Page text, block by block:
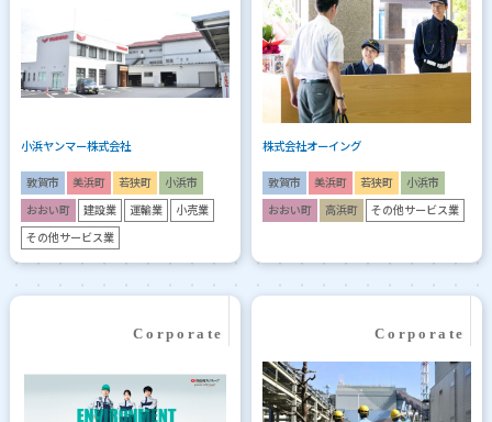
小浜ヤンマー株式会社
敦賀市 美浜町 若狭町 小浜市
おおい町 建設業 運輸業 小売業
その他サービス業
株式会社オーイング
敦賀市 美浜町 若狭町 小浜市
おおい町 高浜町 その他サービス業